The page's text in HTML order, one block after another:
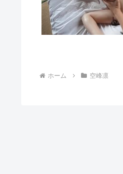
ホーム 空峰凛